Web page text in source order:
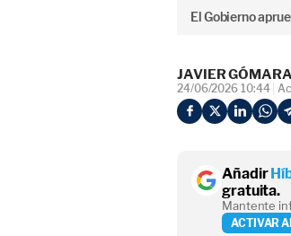
El Gobierno
JAVIER GÓMARA
24/06/2026 10:44
Añadir
gratuita.
Mantente
ACTIVAR